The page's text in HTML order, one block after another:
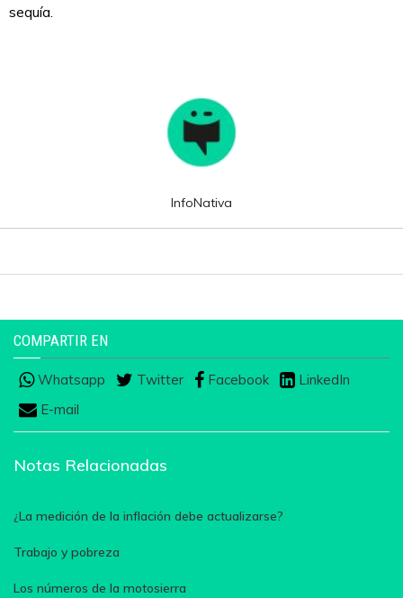
sequía.
InfoNativa
COMPARTIR EN
Whatsapp Twitter Facebook
LinkedIn
E-mail
Notas Relacionadas
¿La medición de la inflación debe actualizarse?
Trabajo y pobreza
Los números de la motosierra